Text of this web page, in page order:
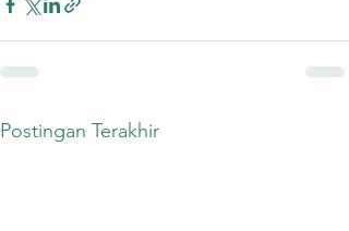
Postingan Terakhir